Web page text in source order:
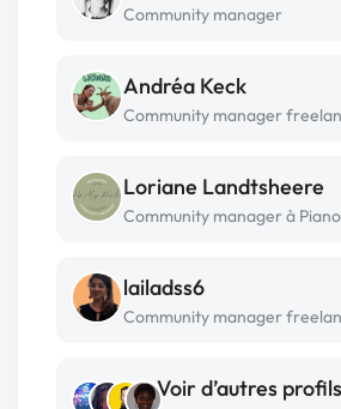
Community manager
Andréa Keck
Community manager
Loriane Landtsheere
Community manager à
lailadss6
Community manager
Voir d’autres profils